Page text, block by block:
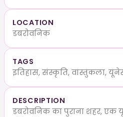
LOCATION
डबरोवनिक
TAGS
इतिहास, संस्कृति, वास्तुकला,
DESCRIPTION
डबरोवनिक का पुराना शहर, एक